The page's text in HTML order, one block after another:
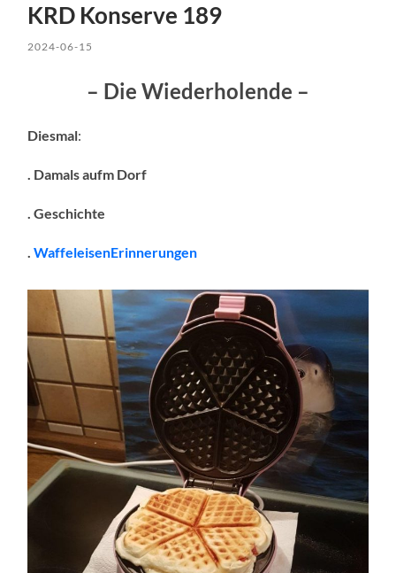
KRD Konserve 189
2024-06-15
– Die Wiederholende –
Diesmal:
. Damals aufm Dorf
. Geschichte
. WaffeleisenErinnerungen